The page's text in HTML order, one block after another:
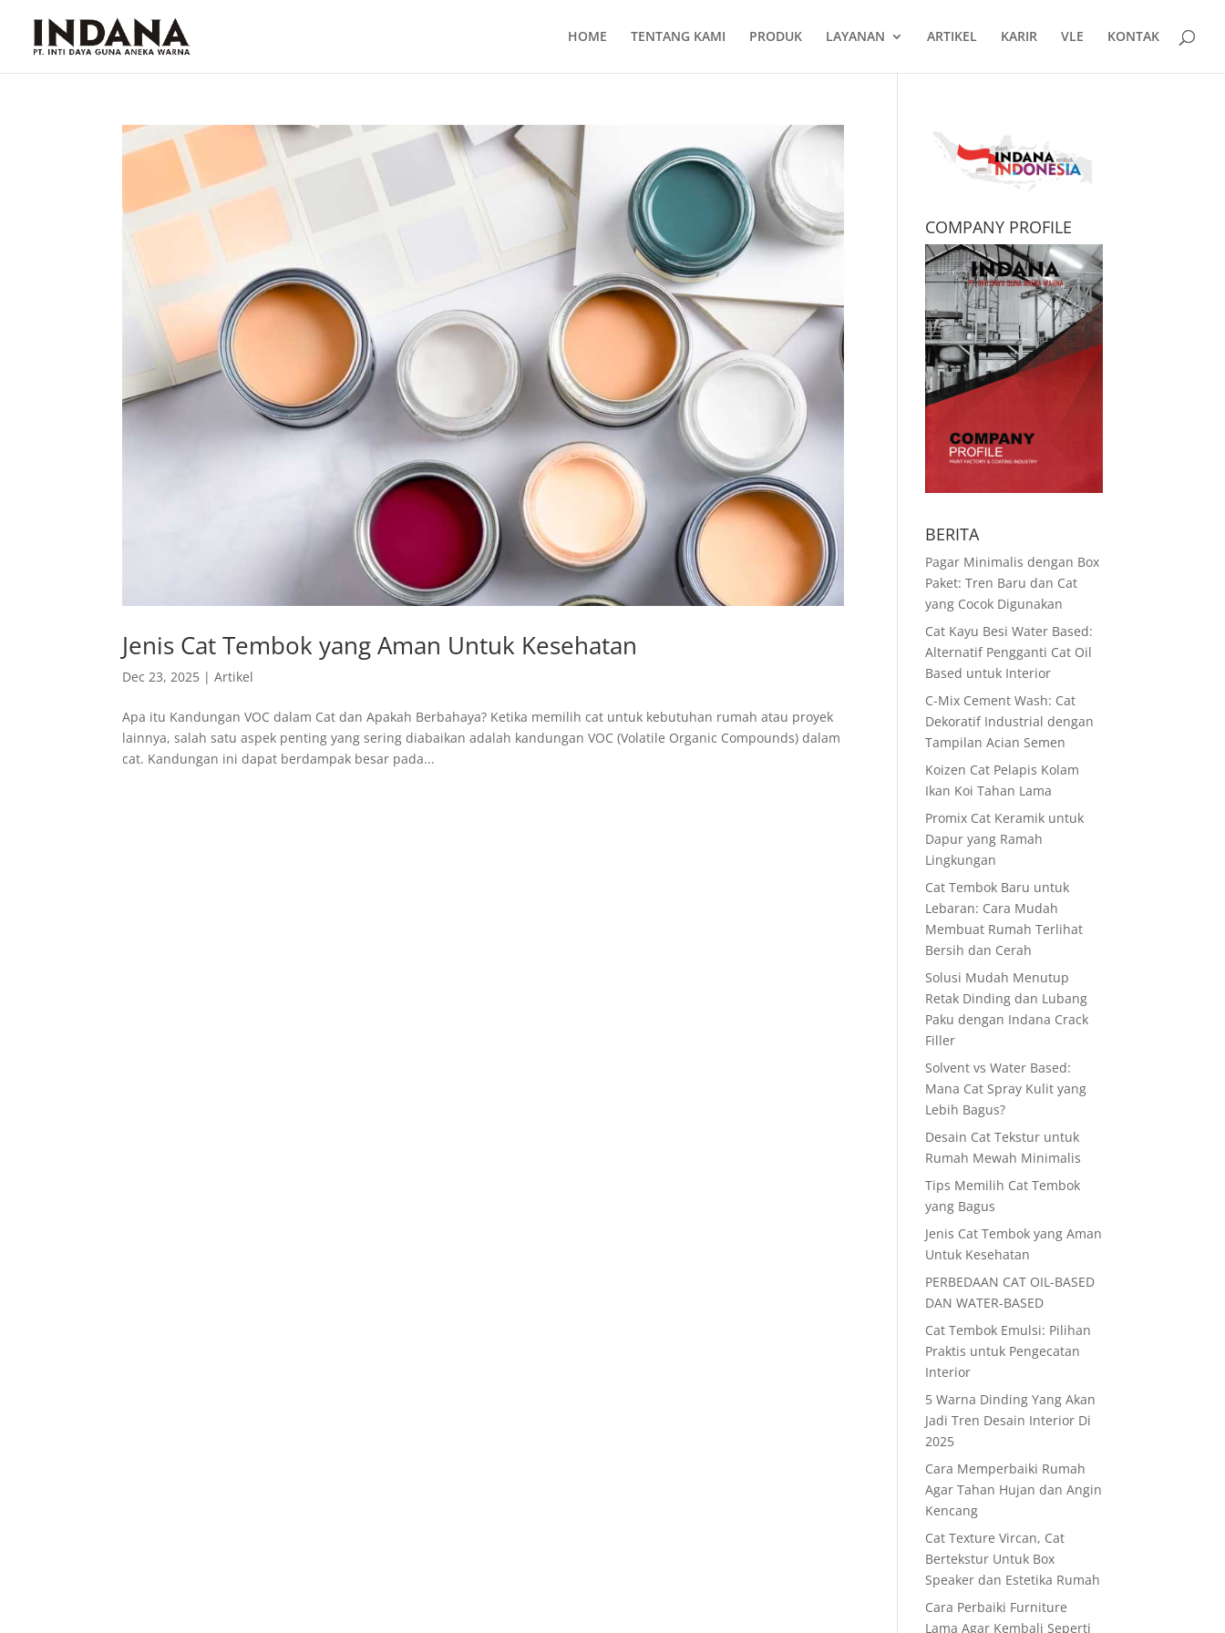
HOME TENTANG KAMI PRODUK LAYANAN ARTIKEL KARIR VLE KONTAK
Jenis Cat Tembok yang Aman Untuk Kesehatan
Dec 23, 2025 |Artikel
Apa itu Kandungan VOC dalam Cat dan Apakah Berbahaya? Ketika memilih cat untuk kebutuhan rumah atau proyek
lainnya, salah satu aspek penting yang sering diabaikan adalah kandungan VOC (Volatile Organic Compounds) dalam
cat. Kandungan ini dapat berdampak besar pada...
COMPANY PROFILE
BERITA
Pagar Minimalis dengan Box
Paket: Tren Baru dan Cat
yang Cocok Digunakan
Cat Kayu Besi Water Based:
Alternatif Pengganti Cat Oil
Based untuk Interior
C-Mix Cement Wash: Cat
Dekoratif Industrial dengan
Tampilan Acian Semen
Koizen Cat Pelapis Kolam
Ikan Koi Tahan Lama
Promix Cat Keramik untuk
Dapur yang Ramah
Lingkungan
Cat Tembok Baru untuk
Lebaran: Cara Mudah
Membuat Rumah Terlihat
Bersih dan Cerah
Solusi Mudah Menutup
Retak Dinding dan Lubang
Paku dengan Indana Crack
Filler
Solvent vs Water Based:
Mana Cat Spray Kulit yang
Lebih Bagus?
Desain Cat Tekstur untuk
Rumah Mewah Minimalis
Tips Memilih Cat Tembok
yang Bagus
Jenis Cat Tembok yang Aman
Untuk Kesehatan
PERBEDAAN CAT OIL-BASED
DAN WATER-BASED
Cat Tembok Emulsi: Pilihan
Praktis untuk Pengecatan
Interior
5 Warna Dinding Yang Akan
Jadi Tren Desain Interior Di
2025
Cara Memperbaiki Rumah
Agar Tahan Hujan dan Angin
Kencang
Cat Texture Vircan, Cat
Bertekstur Untuk Box
Speaker dan Estetika Rumah
Cara Perbaiki Furniture
Lama Agar Kembali Seperti